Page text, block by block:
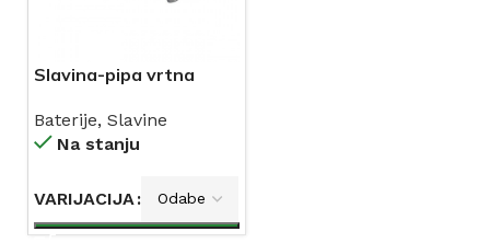
Slavina-pipa vrtna
holenderom KOVINA
(KP 502 I 503)
Baterije, Slavine
Na stanju
VARIJACIJA